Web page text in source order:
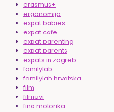
erasmus+
ergonomija
expat babies
expat cafe
expat parenting
expat parents
expats in zagreb
familylab
familylab hrvatska
film
filmovi
fina motorika